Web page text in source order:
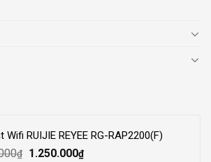
Wifi RUIJIE REYEE RG-RAP2200(F)
₫
Original
1.250.000₫Current